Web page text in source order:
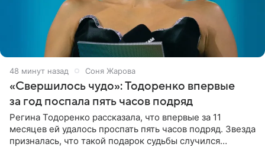
48 минут назад Соня Жарова
«Свершилось чудо»: Тодоренко впервые
за год поспала пять часов подряд
Регина Тодоренко рассказала, что впервые за 11
месяцев ей удалось проспать пять часов подряд. Звезда
призналась, что такой подарок судьбы случился